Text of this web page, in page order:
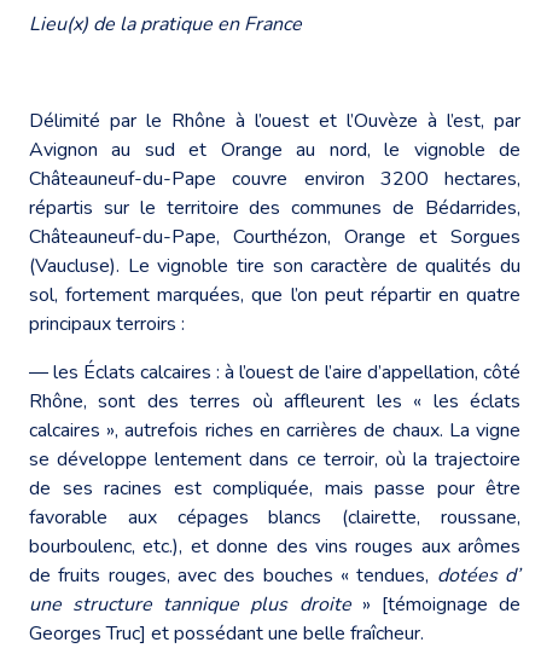
Lieu(x) de la pratique en France
Délimité par le Rhône à l’ouest et l’Ouvèze à l’est, par
Avignon au sud et Orange au nord, le vignoble de
Châteauneuf-du-Pape couvre environ 3200 hectares,
répartis sur le territoire des communes de Bédarrides,
Châteauneuf-du-Pape, Courthézon, Orange et Sorgues
(Vaucluse). Le vignoble tire son caractère de qualités du
sol, fortement marquées, que l’on peut répartir en quatre
principaux terroirs :
― les Éclats calcaires : à l’ouest de l’aire d’appellation, côté
Rhône, sont des terres où affleurent les « les éclats
calcaires », autrefois riches en carrières de chaux. La vigne
se développe lentement dans ce terroir, où la trajectoire
de ses racines est compliquée, mais passe pour être
favorable aux cépages blancs (clairette, roussane,
bourboulenc, etc.), et donne des vins rouges aux arômes
de fruits rouges, avec des bouches « tendues, dotées d’
une structure tannique plus droite» [témoignage de
Georges Truc] et possédant une belle fraîcheur.